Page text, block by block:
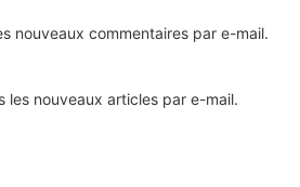
nouveaux commentaires par e-mail.
les nouveaux articles par e-mail.